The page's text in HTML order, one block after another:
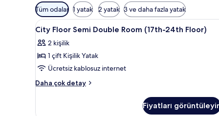
Odalar
için
mevcut
filtreler
Tüm odalar 1 yatak 2 yatak 3 ve daha fazla yatak
City
Floor
Semi
Double
Room
(17th-
için
Kuştüyü yorgan, odada kasa,
5
City Floor Semi Double Room (17th-24th Floor)
2 kişilik
1 çift Kişilik Yatak
Ücretsiz kablosuz internet
Daha çok detay
City
Fiyatları